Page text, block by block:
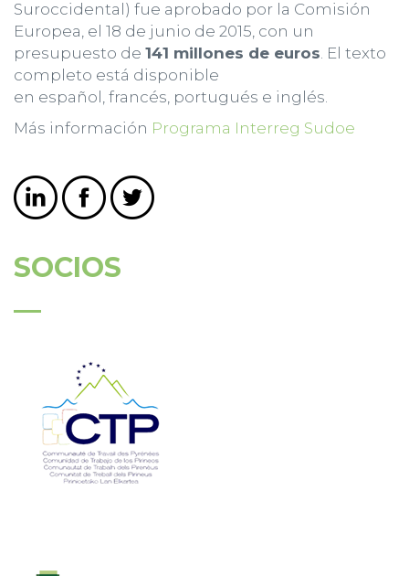
Suroccidental) fue aprobado por la Comisión
Europea, el 18 de junio de 2015, con un
presupuesto de 141 millones de euros. El texto
completo está disponible
en español, francés, portugués e inglés.
Más información Programa Interreg Sudoe
SOCIOS